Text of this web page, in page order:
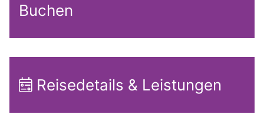
Buchen
Reisedetails & Leistungen